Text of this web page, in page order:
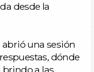
desde la
abrió una sesión
dónde
a las